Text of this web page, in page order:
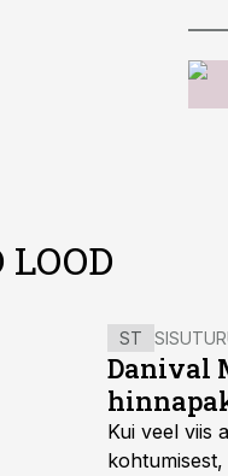
ST
Danival
Kui veel viis